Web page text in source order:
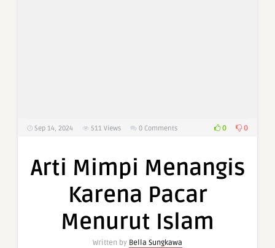
Sep 14, 2024 511 Views 0 Comments 0 0
Arti Mimpi Menangis
Karena Pacar
Menurut Islam
Written by Bella Sungkawa